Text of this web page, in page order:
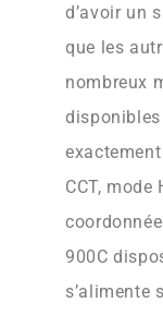
d’avoir un
que les
nombreux
CCT, mode
900C
s’alimente